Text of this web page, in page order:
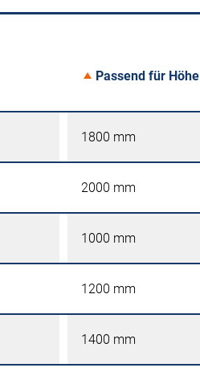
Passend für Höhe
1800 mm
2000 mm
1000 mm
1200 mm
1400 mm